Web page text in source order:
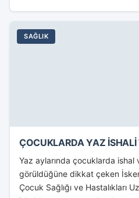
SAĞLIK
ÇOCUKLARDA YAZ İSHALİ
Yaz aylarında çocuklarda ishal
görüldüğüne dikkat çeken
Çocuk Sağlığı ve Hastalıkları